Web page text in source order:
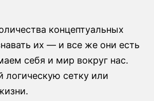
концептуальных
их — и все же они есть
себя и мир вокруг нас.
логическую сетку или